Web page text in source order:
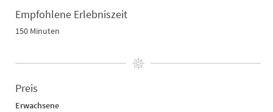
Empfohlene Erlebniszeit
150 Minuten
Preis
Erwachsene